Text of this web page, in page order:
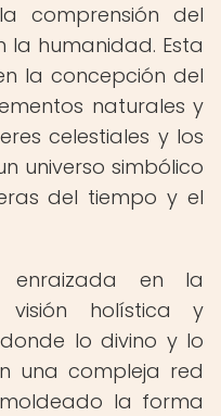
comprensión del
la humanidad. Esta
la concepción del
naturales y
celestiales y los
universo simbólico
del tiempo y el
enraizada en la
visión holística y
lo divino y lo
una compleja red
la forma